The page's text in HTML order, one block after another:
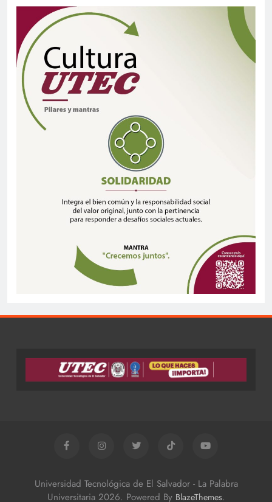
Universidad Tecnológica de El Salvador - La Palabra
Universitaria 2026. Powered By BlazeThemes.